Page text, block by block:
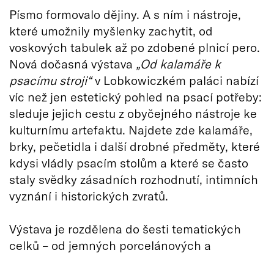
Písmo formovalo dějiny. A s ním i nástroje,
které umožnily myšlenky zachytit, od
voskových tabulek až po zdobené plnicí pero.
Nová dočasná výstava „Od kalamáře k
psacímu stroji“v Lobkowiczkém paláci nabízí
víc než jen estetický pohled na psací potřeby:
sleduje jejich cestu z obyčejného nástroje ke
kulturnímu artefaktu. Najdete zde kalamáře,
brky, pečetidla i další drobné předměty, které
kdysi vládly psacím stolům a které se často
staly svědky zásadních rozhodnutí, intimních
vyznání i historických zvratů.
Výstava je rozdělena do šesti tematických
celků – od jemných porcelánových a